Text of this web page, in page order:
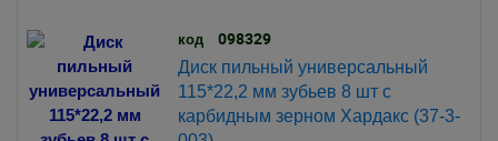
код 098329
Диск пильный универсальный
115*22,2 мм зубьев 8 шт с
карбидным зерном Хардакс (37-3-